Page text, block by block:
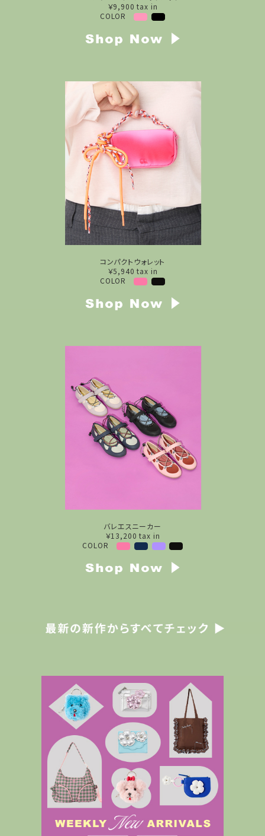
￥9,900 tax in
COLOR
コンパクトウォレット
￥5,940 tax in
COLOR
バレエスニーカー
￥13,200 tax in
COLOR